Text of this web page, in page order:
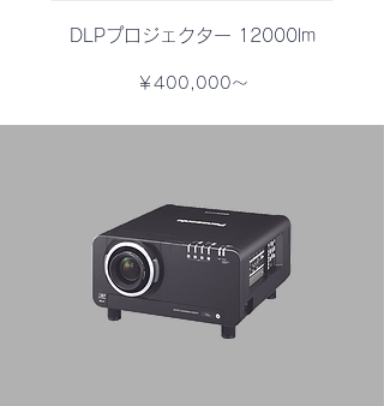
DLPプロジェクター 12000lm
￥400,000～